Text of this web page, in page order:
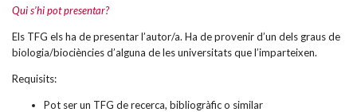
Qui s’hi pot presentar?
Els TFG els ha de presentar l’autor/a. Ha de provenir d’un dels graus de
biologia/biociències d’alguna de les universitats que l’imparteixen.
Requisits:
Pot ser un TFG de recerca, bibliogràfic o similar